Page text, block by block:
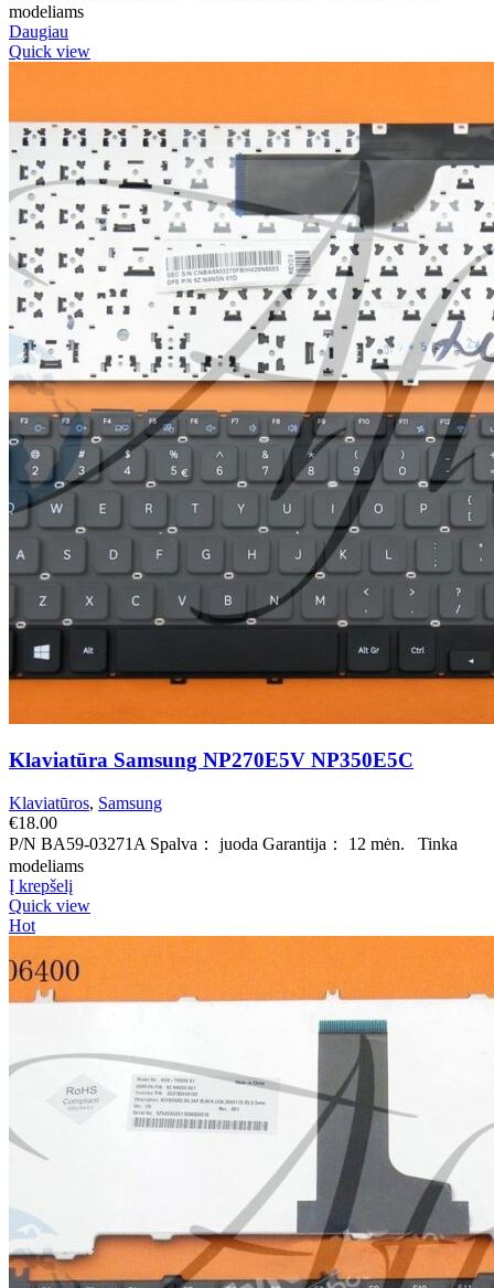
modeliams
Daugiau
Quick view
Klaviatūra Samsung NP270E5V NP350E5C
Klaviatūros, Samsung
€18.00
P/N BA59-03271A Spalva： juoda Garantija： 12 mėn. Tinka
modeliams
Į krepšelį
Quick view
Hot